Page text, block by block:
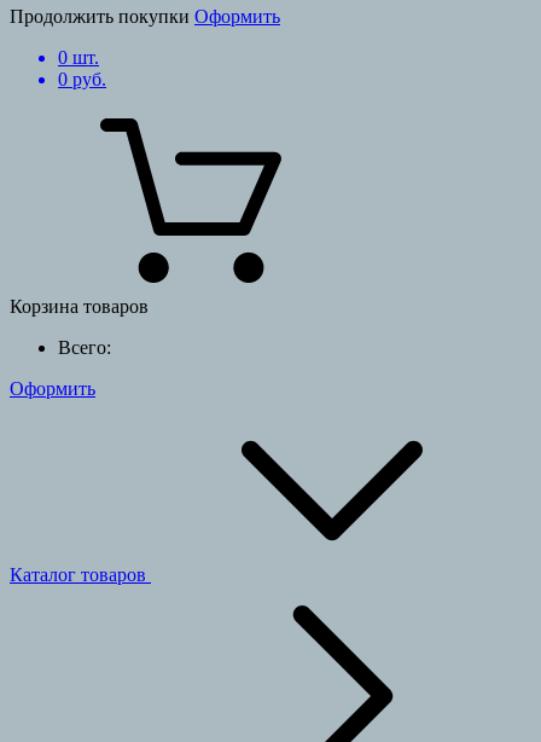
Продолжить покупки Оформить
0 шт.
0 руб.
Корзина товаров
Всего:
Оформить
Каталог товаров